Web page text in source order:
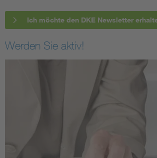
Ich möchte den DKE Newsletter
Werden Sie aktiv!